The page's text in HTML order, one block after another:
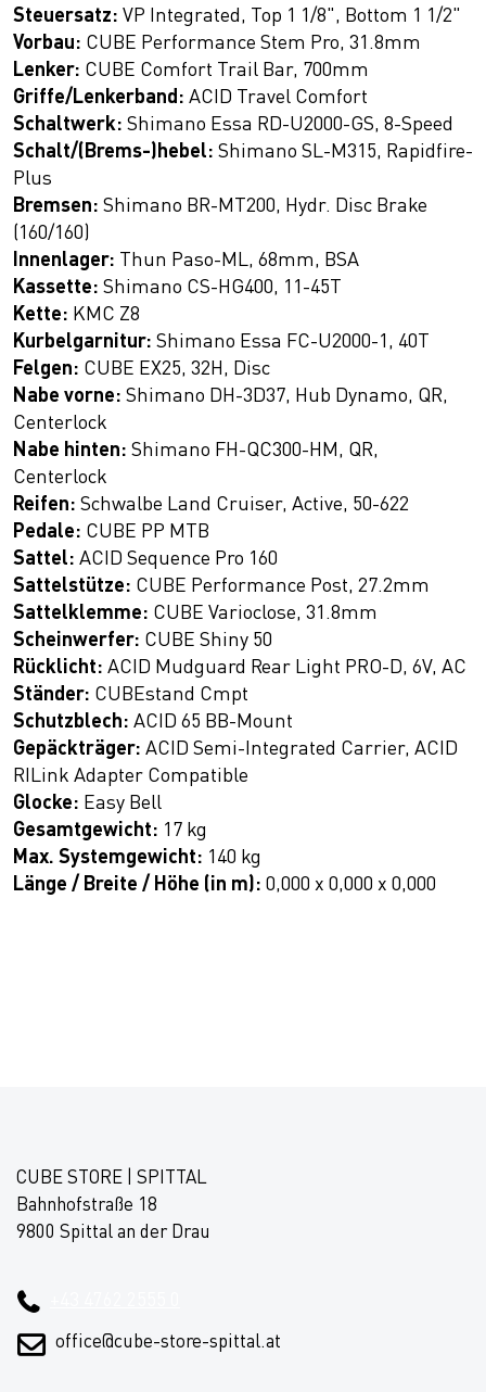
Steuersatz: VP Integrated, Top 1 1/8", Bottom 1 1/2"
Vorbau: CUBE Performance Stem Pro, 31.8mm
Lenker: CUBE Comfort Trail Bar, 700mm
Griffe/Lenkerband: ACID Travel Comfort
Schaltwerk: Shimano Essa RD-U2000-GS, 8-Speed
Schalt/(Brems-)hebel: Shimano SL-M315, Rapidfire-
Plus
Bremsen: Shimano BR-MT200, Hydr. Disc Brake
(160/160)
Innenlager: Thun Paso-ML, 68mm, BSA
Kassette: Shimano CS-HG400, 11-45T
Kette: KMC Z8
Kurbelgarnitur: Shimano Essa FC-U2000-1, 40T
Felgen: CUBE EX25, 32H, Disc
Nabe vorne: Shimano DH-3D37, Hub Dynamo, QR,
Centerlock
Nabe hinten: Shimano FH-QC300-HM, QR,
Centerlock
Reifen: Schwalbe Land Cruiser, Active, 50-622
Pedale: CUBE PP MTB
Sattel: ACID Sequence Pro 160
Sattelstütze: CUBE Performance Post, 27.2mm
Sattelklemme: CUBE Varioclose, 31.8mm
Scheinwerfer: CUBE Shiny 50
Rücklicht: ACID Mudguard Rear Light PRO-D, 6V, AC
Ständer: CUBEstand Cmpt
Schutzblech: ACID 65 BB-Mount
Gepäckträger: ACID Semi-Integrated Carrier, ACID
RILink Adapter Compatible
Glocke: Easy Bell
Gesamtgewicht: 17 kg
Max. Systemgewicht: 140 kg
Länge / Breite / Höhe (in m): 0,000 x 0,000 x 0,000
CUBE STORE | SPITTAL
Bahnhofstraße 18
9800 Spittal an der Drau
office@cube-store-spittal.at